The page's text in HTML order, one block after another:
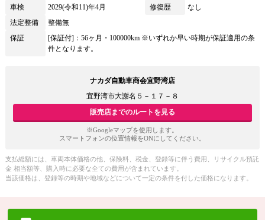
車検
2029(令和11)年4月 修復歴
なし
法定整備
整備無
保証
[保証付]：56ヶ月・100000km ※いずれか早い時期が保証適用の条
件となります。
ナカダ自動車商会宜野湾店
宜野湾市大謝名５－１７－８
販売店までのルートを見る
※Googleマップを使用します。
スマートフォンの位置情報をONにしてください。
支払総額には、車両本体価格の他、保険料、税金、登録等に伴う費用、リサイクル預託
金 相当額等、購入時に必要な全ての費用が含まれています。
当該価格は、登録等の時期や地域などについて一定の条件を付した価格になります。